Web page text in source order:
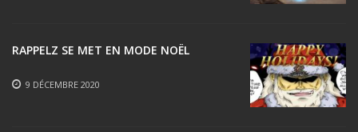
RAPPELZ SE MET EN MODE NOËL
9 DÉCEMBRE 2020